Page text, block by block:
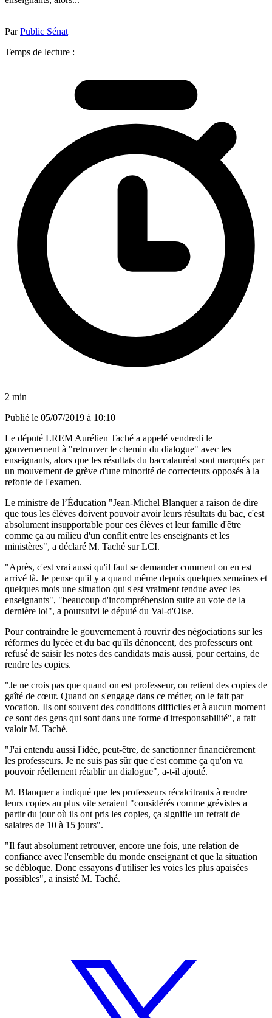
ParPublic Sénat
Temps de lecture :
2 min
Publié le 05/07/2019 à 10:10
Le député LREM Aurélien Taché a appelé vendredi le
gouvernement à "retrouver le chemin du dialogue" avec les
enseignants, alors que les résultats du baccalauréat sont marqués par
un mouvement de grève d'une minorité de correcteurs opposés à la
refonte de l'examen.
Le ministre de l’Éducation "Jean-Michel Blanquer a raison de dire
que tous les élèves doivent pouvoir avoir leurs résultats du bac, c'est
absolument insupportable pour ces élèves et leur famille d'être
comme ça au milieu d'un conflit entre les enseignants et les
ministères", a déclaré M. Taché sur LCI.
"Après, c'est vrai aussi qu'il faut se demander comment on en est
arrivé là. Je pense qu'il y a quand même depuis quelques semaines et
quelques mois une situation qui s'est vraiment tendue avec les
enseignants", "beaucoup d'incompréhension suite au vote de la
dernière loi", a poursuivi le député du Val-d'Oise.
Pour contraindre le gouvernement à rouvrir des négociations sur les
réformes du lycée et du bac qu'ils dénoncent, des professeurs ont
refusé de saisir les notes des candidats mais aussi, pour certains, de
rendre les copies.
"Je ne crois pas que quand on est professeur, on retient des copies de
gaîté de cœur. Quand on s'engage dans ce métier, on le fait par
vocation. Ils ont souvent des conditions difficiles et à aucun moment
ce sont des gens qui sont dans une forme d'irresponsabilité", a fait
valoir M. Taché.
"J'ai entendu aussi l'idée, peut-être, de sanctionner financièrement
les professeurs. Je ne suis pas sûr que c'est comme ça qu'on va
pouvoir réellement rétablir un dialogue", a-t-il ajouté.
M. Blanquer a indiqué que les professeurs récalcitrants à rendre
leurs copies au plus vite seraient "considérés comme grévistes a
partir du jour où ils ont pris les copies, ça signifie un retrait de
salaires de 10 à 15 jours".
"Il faut absolument retrouver, encore une fois, une relation de
confiance avec l'ensemble du monde enseignant et que la situation
se débloque. Donc essayons d'utiliser les voies les plus apaisées
possibles", a insisté M. Taché.